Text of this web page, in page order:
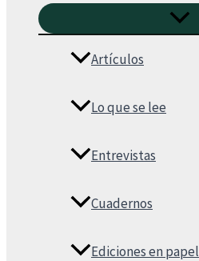
Artículos
Lo que se lee
Entrevistas
Cuadernos
Ediciones en papel